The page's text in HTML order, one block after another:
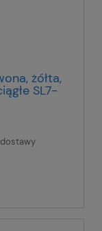
żółta,
SL7-
dostawy